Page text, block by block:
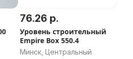
76.26 р.
Уровень строительный
Empire Box 550.4
Минск, Центральный